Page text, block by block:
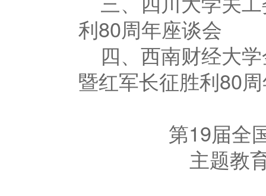
利80周年座谈会
四、西南财经大
暨红军长征胜利80
第19届全
主题教